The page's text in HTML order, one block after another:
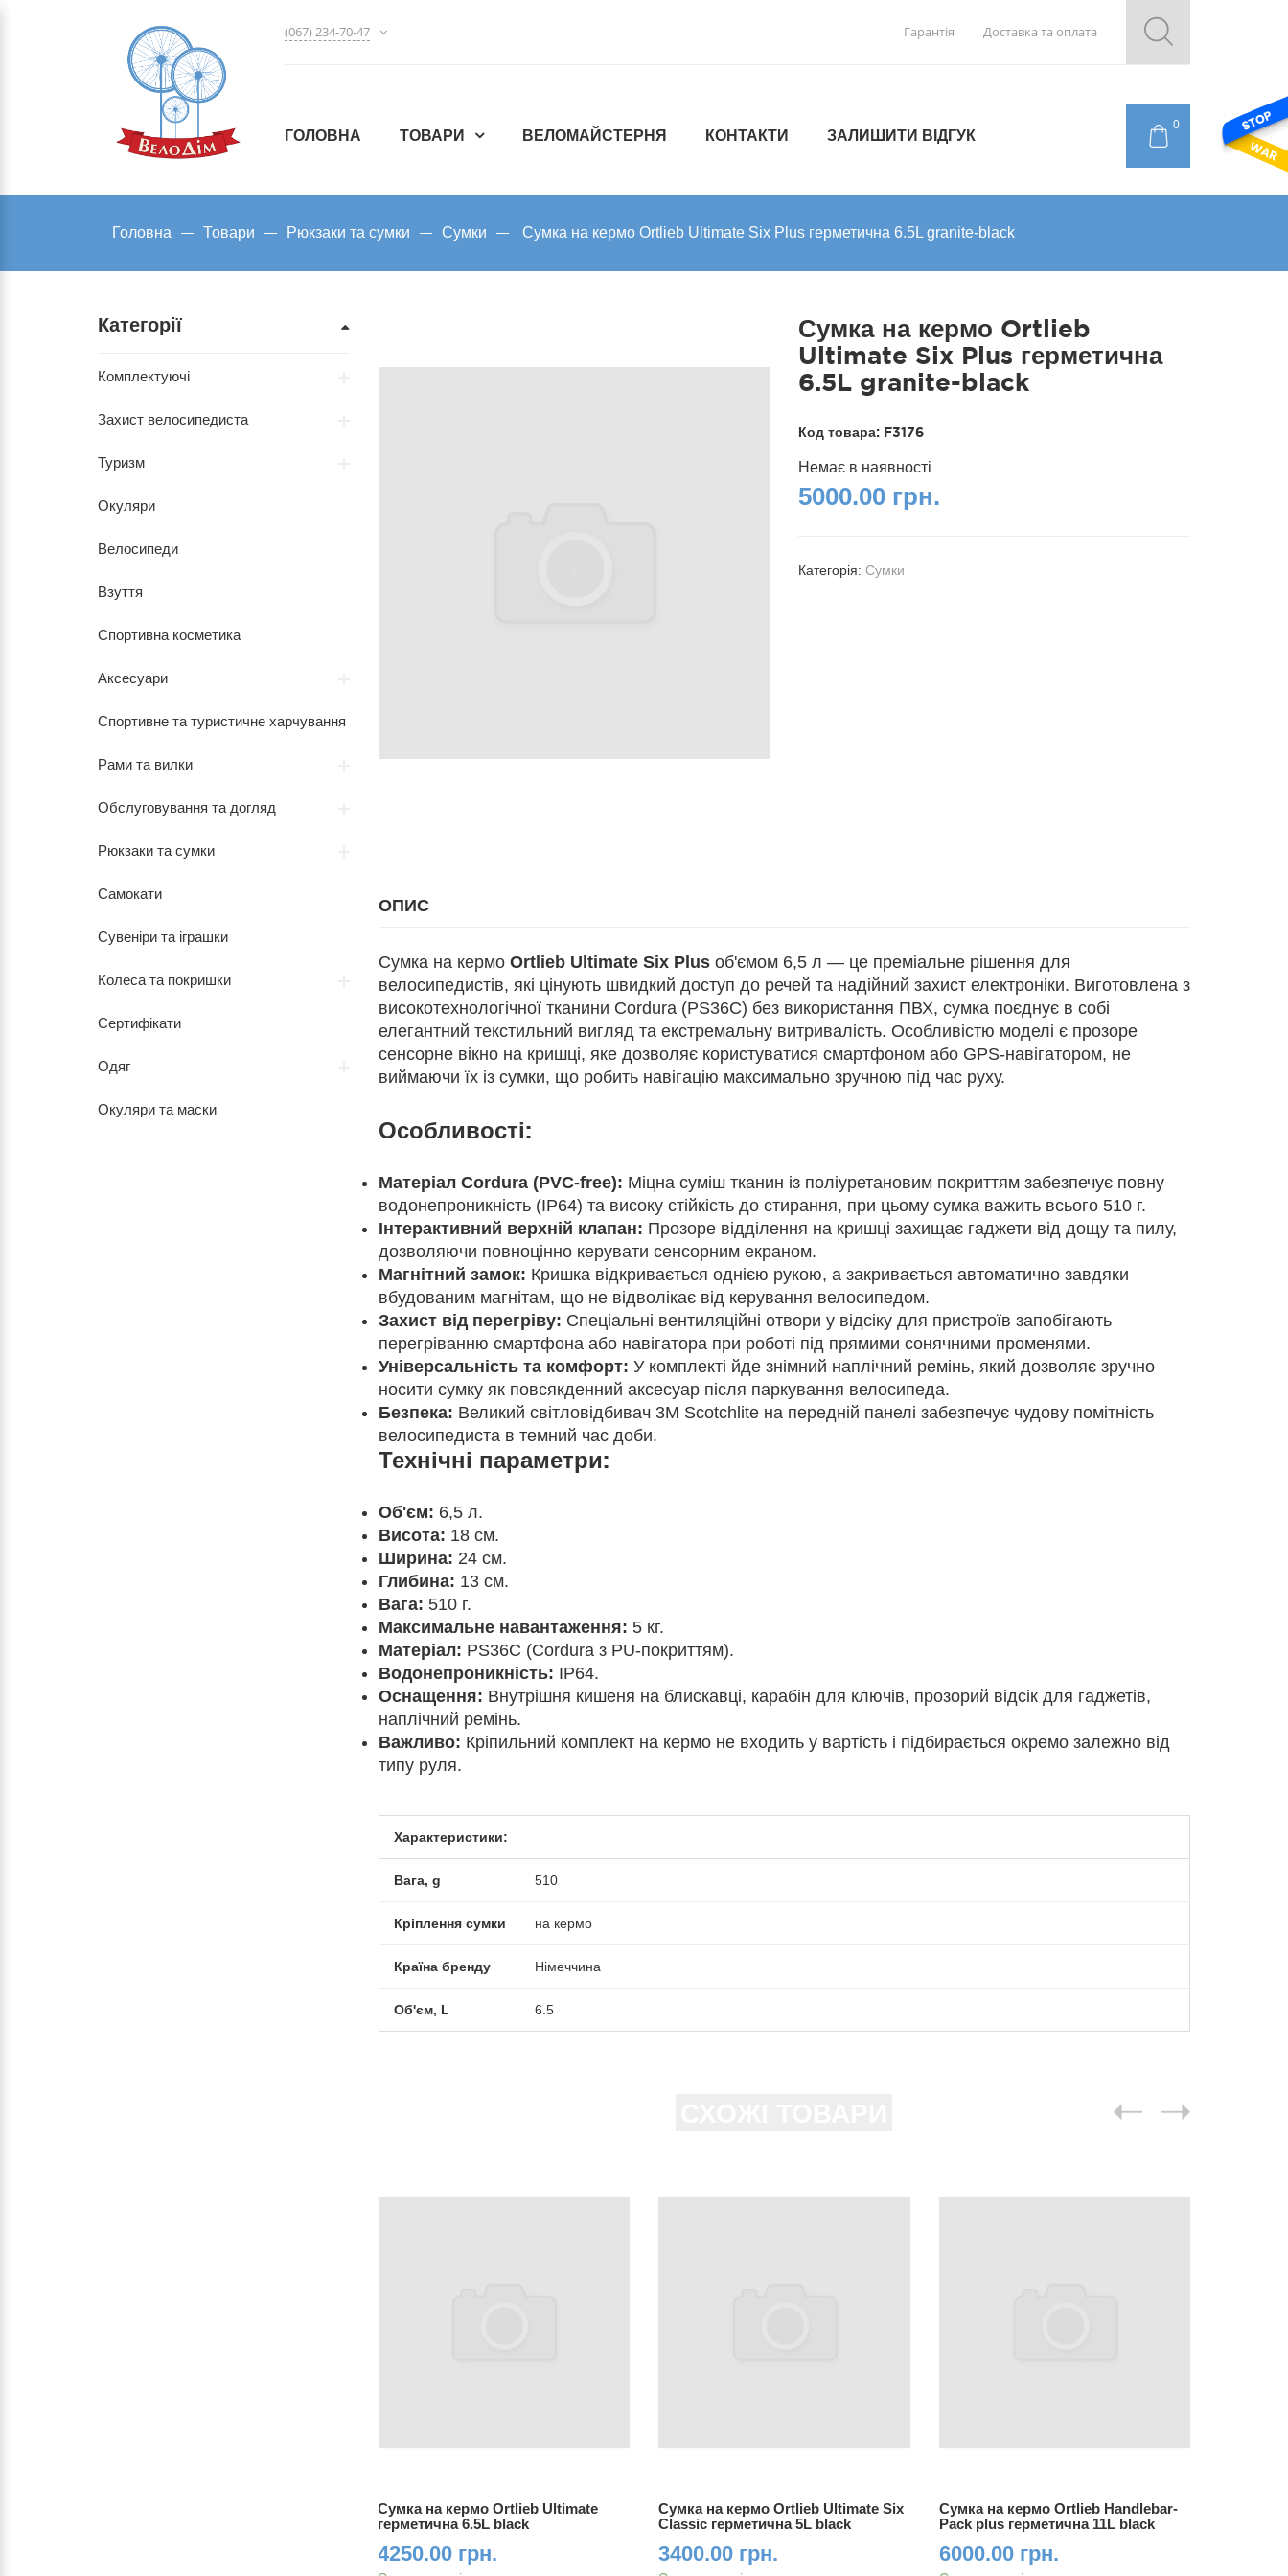
(067) 234-70-47 Гарантія Доставка та оплата
0
ГОЛОВНА ТОВАРИ ВЕЛОМАЙСТЕРНЯ КОНТАКТИ ЗАЛИШИТИ ВІДГУК
Головна Товари Рюкзаки та сумки Сумки Сумка на кермо Ortlieb Ultimate Six Plus герметична 6.5L granite-black
Сумка на кермо Ortlieb
Ultimate Six Plus герметична
6.5L granite-black
Код товара: F3176
Немає в наявності
5000.00 грн.
Категорія:Сумки
ОПИС
Сумка на кермо Ortlieb Ultimate Six Plusоб'ємом 6,5 л — це преміальне рішення для
велосипедистів, які цінують швидкий доступ до речей та надійний захист електроніки. Виготовлена з
високотехнологічної тканини Cordura (PS36C) без використання ПВХ, сумка поєднує в собі
елегантний текстильний вигляд та екстремальну витривалість. Особливістю моделі є прозоре
сенсорне вікно на кришці, яке дозволяє користуватися смартфоном або GPS-навігатором, не
виймаючи їх із сумки, що робить навігацію максимально зручною під час руху.
Особливості:
Матеріал Cordura (PVC-free): Міцна суміш тканин із поліуретановим покриттям забезпечує повну
водонепроникність (IP64) та високу стійкість до стирання, при цьому сумка важить всього 510 г.
Інтерактивний верхній клапан: Прозоре відділення на кришці захищає гаджети від дощу та пилу,
дозволяючи повноцінно керувати сенсорним екраном.
Магнітний замок: Кришка відкривається однією рукою, а закривається автоматично завдяки
вбудованим магнітам, що не відволікає від керування велосипедом.
Захист від перегріву: Спеціальні вентиляційні отвори у відсіку для пристроїв запобігають
перегріванню смартфона або навігатора при роботі під прямими сонячними променями.
Універсальність та комфорт: У комплекті йде знімний наплічний ремінь, який дозволяє зручно
носити сумку як повсякденний аксесуар після паркування велосипеда.
Безпека: Великий світловідбивач 3M Scotchlite на передній панелі забезпечує чудову помітність
велосипедиста в темний час доби.
Технічні параметри:
Об'єм: 6,5 л.
Висота: 18 см.
Ширина: 24 см.
Глибина: 13 см.
Вага: 510 г.
Максимальне навантаження: 5 кг.
Матеріал: PS36C (Cordura з PU-покриттям).
Водонепроникність: IP64.
Оснащення: Внутрішня кишеня на блискавці, карабін для ключів, прозорий відсік для гаджетів,
наплічний ремінь.
Важливо: Кріпильний комплект на кермо не входить у вартість і підбирається окремо залежно від
типу руля.
Характеристики:
Вага, g 510
Кріплення сумки на кермо
Країна бренду Німеччина
Об'єм, L 6.5
Сумка на кермо Ortlieb Ultimate
герметична 6.5L black
4250.00 грн.
Сумка на кермо Ortlieb Ultimate Six
Classic герметична 5L black
3400.00 грн.
Сумка на кермо Ortlieb Handlebar-
Pack plus герметична 11L black
6000.00 грн.
Категорії
Комплектуючі
Захист велосипедиста
Туризм
Окуляри
Велосипеди
Взуття
Спортивна косметика
Аксесуари
Спортивне та туристичне харчування
Рами та вилки
Обслуговування та догляд
Рюкзаки та сумки
Самокати
Сувеніри та іграшки
Колеса та покришки
Сертифікати
Одяг
Окуляри та маски